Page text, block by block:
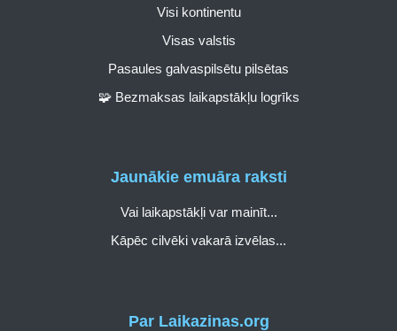
Par Laikazinas.org
Visi kontinentu
Visas valstis
Pasaules galvaspilsētu pilsētas
🧩 Bezmaksas laikapstākļu logrīks
Jaunākie emuāra raksti
Vai laikapstākļi var mainīt...
Kāpēc cilvēki vakarā izvēlas...